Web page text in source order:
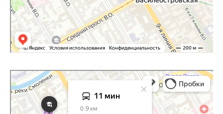
Санкт‑Петербург
Яндекс Карты — транспорт, навигация, поиск мест